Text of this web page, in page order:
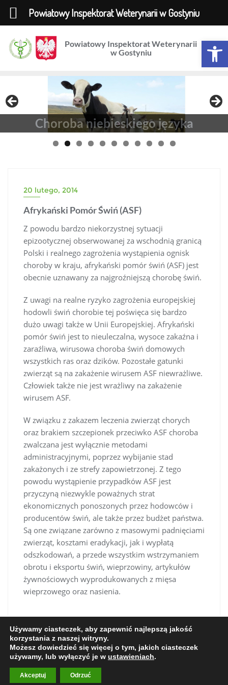
content
Powiatowy Inspektorat Weterynarii
w Gostyniu
Choroba niebieskiego języka
20 lutego, 2014
Afrykański Pomór Świń (ASF)
Z powodu bardzo niekorzystnej sytuacji
epizootycznej obserwowanej za wschodnią granicą
Polski i realnego zagrożenia wystąpienia ognisk
choroby w kraju, afrykański pomór świń (ASF) jest
obecnie uznawany za najgroźniejszą chorobę świń.
Z uwagi na realne ryzyko zagrożenia europejskiej
hodowli świń chorobie tej poświęca się bardzo
dużo uwagi także w Unii Europejskiej. Afrykański
pomór świń jest to nieuleczalna, wysoce zakaźna i
zaraźliwa, wirusowa choroba świń domowych
wszystkich ras oraz dzików. Pozostałe gatunki
zwierząt są na zakażenie wirusem ASF niewrażliwe.
Człowiek także nie jest wrażliwy na zakażenie
wirusem ASF.
W związku z zakazem leczenia zwierząt chorych
oraz brakiem szczepionek przeciwko ASF choroba
zwalczana jest wyłącznie metodami
administracyjnymi, poprzez wybijanie stad
zakażonych i ze strefy zapowietrzonej. Z tego
powodu wystąpienie przypadków ASF jest
przyczyną niezwykle poważnych strat
ekonomicznych ponoszonych przez hodowców i
producentów świń, ale także przez budżet państwa.
Są one związane zarówno z masowymi padnięciami
zwierząt, kosztami eradykacji, jak i wypłatą
odszkodowań, a przede wszystkim wstrzymaniem
obrotu i eksportu świń, wieprzowiny, artykułów
żywnościowych wyprodukowanych z mięsa
wieprzowego oraz nasienia.
Nawigacja
wpisu
Copyright ©2026 Powiatowy Inspektorat Weterynarii w
Gostyniu
Używamy ciasteczek, aby zapewnić najlepszą jakość
korzystania z naszej witryny.
Możesz dowiedzieć się więcej o tym, jakich ciasteczek
używamy, lub wyłączyć je w ustawieniach.
Akceptuj Odrzuć
Powiatowy Inspektorat Weterynarii w Gostyniu